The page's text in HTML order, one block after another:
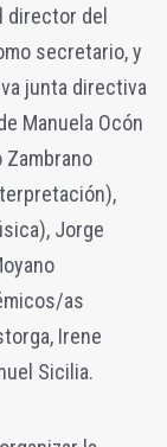
director del
secretario, y
junta directiva
Manuela Ocón
Jorge
as
Irene
Sicilia.